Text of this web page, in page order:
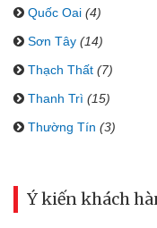
Quốc Oai (4)
Sơn Tây (14)
Thạch Thất (7)
Thanh Trì (15)
Thường Tín (3)
Ý kiến khách